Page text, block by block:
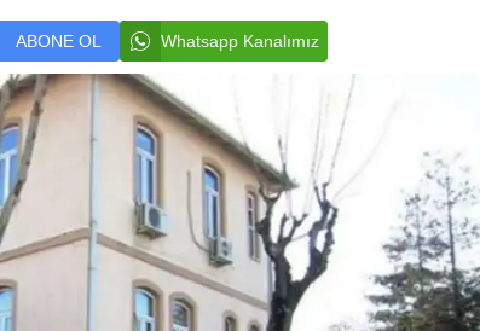
ABONE OL Whatsapp Kanalımız